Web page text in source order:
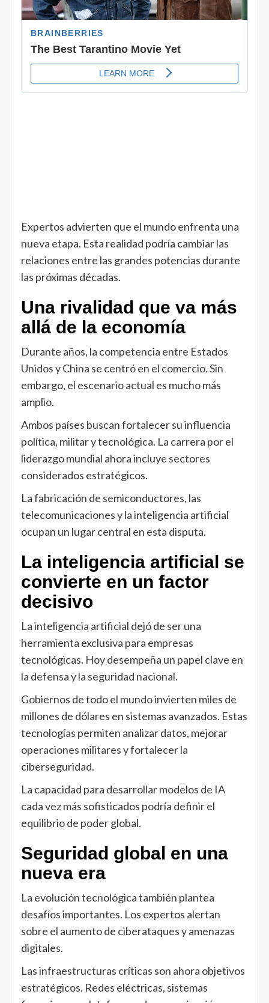
Expertos advierten que el mundo enfrenta una
nueva etapa. Esta realidad podría cambiar las
relaciones entre las grandes potencias durante
las próximas décadas.
Una rivalidad que va más
allá de la economía
Durante años, la competencia entre Estados
Unidos y China se centró en el comercio. Sin
embargo, el escenario actual es mucho más
amplio.
Ambos países buscan fortalecer su influencia
política, militar y tecnológica. La carrera por el
liderazgo mundial ahora incluye sectores
considerados estratégicos.
La fabricación de semiconductores, las
telecomunicaciones y la inteligencia artificial
ocupan un lugar central en esta disputa.
La inteligencia artificial se
convierte en un factor
decisivo
La inteligencia artificial dejó de ser una
herramienta exclusiva para empresas
tecnológicas. Hoy desempeña un papel clave en
la defensa y la seguridad nacional.
Gobiernos de todo el mundo invierten miles de
millones de dólares en sistemas avanzados. Estas
tecnologías permiten analizar datos, mejorar
operaciones militares y fortalecer la
ciberseguridad.
La capacidad para desarrollar modelos de IA
cada vez más sofisticados podría definir el
equilibrio de poder global.
Seguridad global en una
nueva era
La evolución tecnológica también plantea
desafíos importantes. Los expertos alertan
sobre el aumento de ciberataques y amenazas
digitales.
Las infraestructuras críticas son ahora objetivos
estratégicos. Redes eléctricas, sistemas